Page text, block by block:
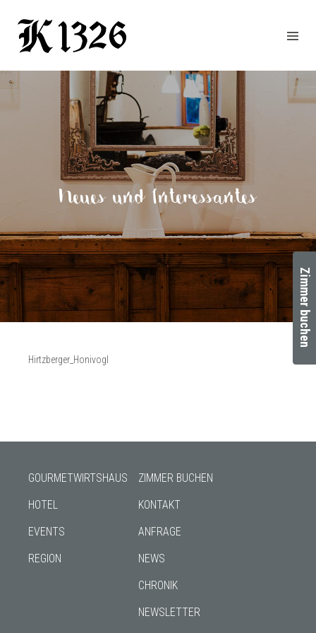
HOTEL
EVENTS
NEWS
CHRONIK
Neues und Interessantes
Hirtzberger_Honivogl
GOURMETWIRTSHAUS
HOTEL
EVENTS
REGION
ZIMMER BUCHEN
KONTAKT
ANFRAGE
NEWS
CHRONIK
NEWSLETTER
Zimmer buchen